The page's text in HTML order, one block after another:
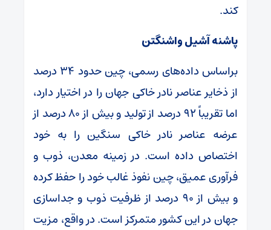
کند.
پاشنه آشیل واشنگتن
براساس داده‌های رسمی، چین حدود ۳۴ درصد
از ذخایر عناصر نادر خاکی جهان را در اختیار دارد،
اما تقریباً ۹۲ درصد از تولید و بیش از ۸۰ درصد از
عرضه عناصر نادر خاکی سنگین را به خود
اختصاص داده است. در زمینه معدن، ذوب و
فرآوری عمیق، چین نفوذ غالب خود را حفظ کرده
و بیش از ۹۰ درصد از ظرفیت ذوب و جداسازی
جهان در این کشور متمرکز است. در واقع، مزیت